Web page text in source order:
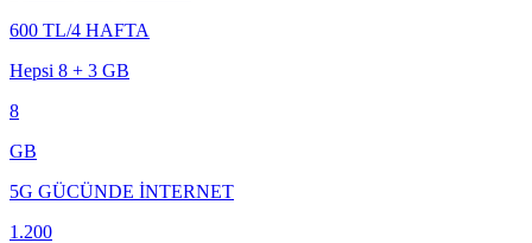
600 TL/4 HAFTA
Hepsi 8 + 3 GB
8
GB
5G GÜCÜNDE İNTERNET
1.200